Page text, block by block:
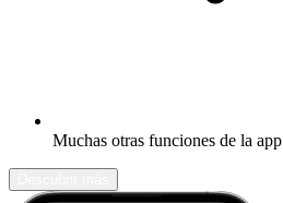
Muchas otras funciones de la app